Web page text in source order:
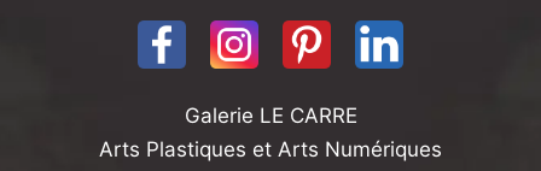
Galerie LE CARRE
Arts Plastiques et Arts Numériques